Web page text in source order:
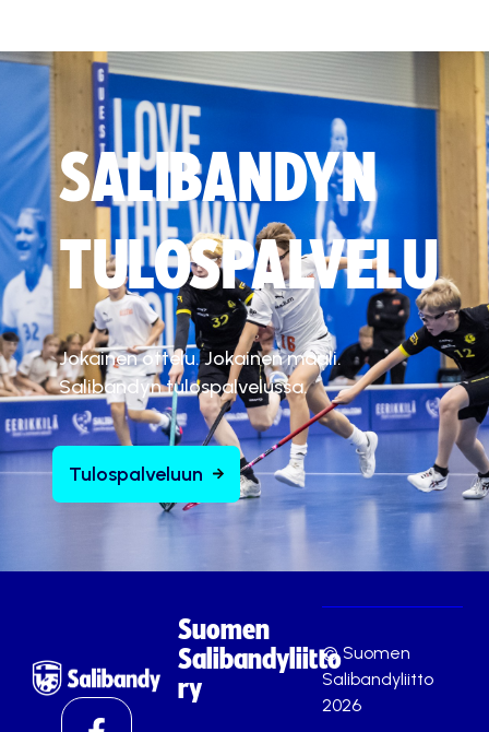
SALIBANDYN
TULOSPALVELU
Jokainen ottelu. Jokainen maali.
Salibandyn tulospalvelussa.
Tulospalveluun
Suomen
Salibandyliitto
ry
© Suomen
Salibandyliitto
2026